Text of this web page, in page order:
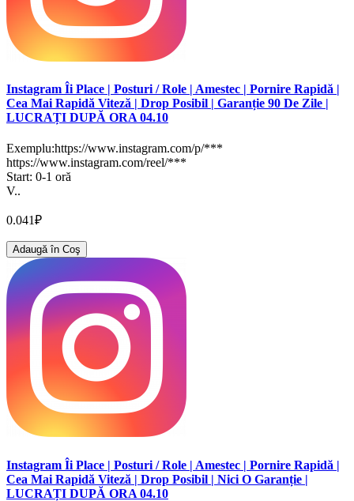
Instagram Îi Place | Posturi / Role | Amestec | Pornire Rapidă |
Cea Mai Rapidă Viteză | Drop Posibil | Garanție 90 De Zile |
LUCRAȚI DUPĂ ORA 04.10
Exemplu:https://www.instagram.com/p/***
https://www.instagram.com/reel/***
Start: 0-1 oră
V..
0.041₽
Adaugă în Coş
Instagram Îi Place | Posturi / Role | Amestec | Pornire Rapidă |
Cea Mai Rapidă Viteză | Drop Posibil | Nici O Garanție |
LUCRAȚI DUPĂ ORA 04.10